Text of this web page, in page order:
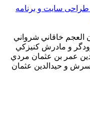
طراحی سایت و برنامه
العجم خاقاني شرواني
و مادرش كنيزكي
عمر بن عثمان مردي
و حيدالدين عثمان